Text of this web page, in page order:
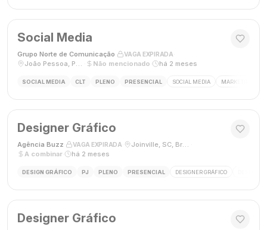
Social Media
Grupo Norte de Comunicação VAGA EXPIRADA
João Pessoa, Paraíba, Brasil
Não mencionado há 2 meses
SOCIAL MEDIA CLT PLENO PRESENCIAL SOCIAL MEDIA MARKETING
Designer Gráfico
Agência Buzz VAGA EXPIRADA Joinville, SC, Brasil
A combinar
há 2 meses
DESIGN GRÁFICO PJ PLENO PRESENCIAL DESIGNER GRÁFICO
Designer Gráfico